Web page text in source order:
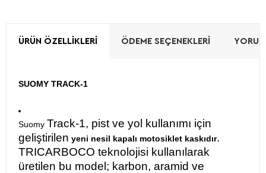
ÜRÜN ÖZELLIKLERI ÖDEME SEÇENEKLERI
SUOMY TRACK-1
Suomy Track-1, pist ve yol kullanımı için
geliştirilen yeni nesil kapalı motosiklet kaskıdır.
TRICARBOCO teknolojisi kullanılarak
üretilen bu model; karbon, aramid ve